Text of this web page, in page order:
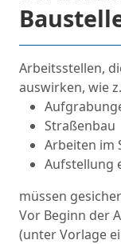
Arbeitsstellen,
auswirken, wie
Straßenbau
Arbeiten im
Aufstellung
müssen
Vor Beginn der
(unter Vorlage